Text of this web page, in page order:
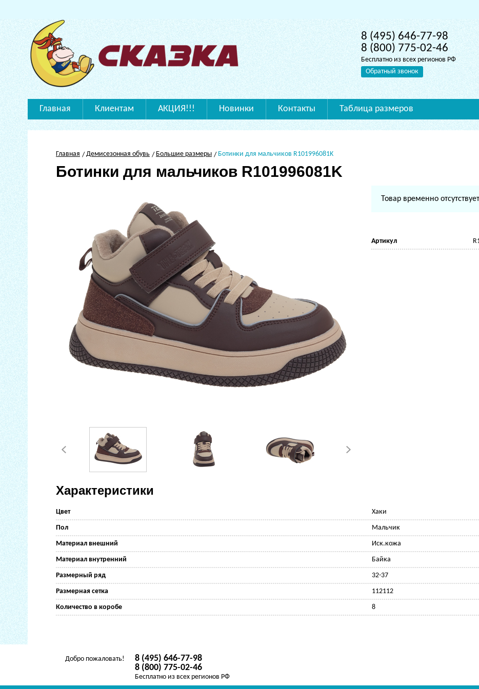
8 (495) 646-77-98
8 (800) 775-02-46
Бесплатно из всех регионов РФ
Обратный звонок
Главная Клиентам АКЦИЯ!!! Новинки Контакты Таблица размеров
Главная Демисезонная обувь Большие размеры Ботинки для мальчиков R101996081K
Ботинки для мальчиков R101996081K
Товар временно
Артикул
Характеристики
Цвет Хаки
Пол Мальчик
Материал внешний Иск.кожа
Материал внутренний Байка
Размерный ряд 32-37
Размерная сетка 112112
Количество в коробе 8
Добро пожаловать!
8 (495) 646-77-98
8 (800) 775-02-46
Бесплатно из всех регионов РФ